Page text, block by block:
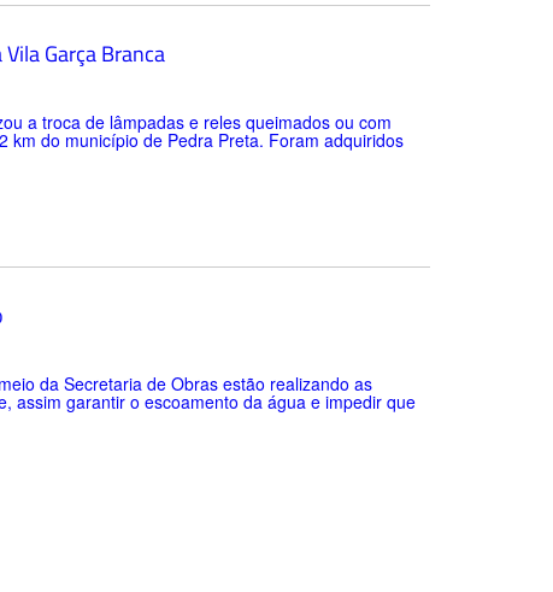
Garça Branca
a troca de lâmpadas e reles queimados ou com
km do município de Pedra Preta. Foram adquiridos
da Secretaria de Obras estão realizando as
assim garantir o escoamento da água e impedir que